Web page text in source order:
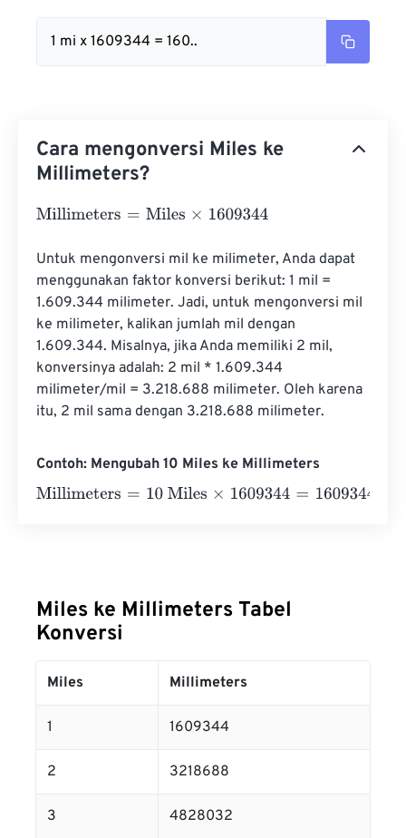
1 mi x 1609344 = 160..
Cara mengonversi Miles ke
Millimeters?
Millimeters=Miles×1609344
Untuk mengonversi mil ke milimeter, Anda dapat
menggunakan faktor konversi berikut: 1 mil =
1.609.344 milimeter. Jadi, untuk mengonversi mil
ke milimeter, kalikan jumlah mil dengan
1.609.344. Misalnya, jika Anda memiliki 2 mil,
konversinya adalah: 2 mil * 1.609.344
milimeter/mil = 3.218.688 milimeter. Oleh karena
itu, 2 mil sama dengan 3.218.688 milimeter.
Contoh: Mengubah 10 Miles ke Millimeters
Millimeters=10 Miles×1609344=16093440 Millimeters
Miles ke Millimeters Tabel
Konversi
Miles Millimeters
1 1609344
2 3218688
3 4828032